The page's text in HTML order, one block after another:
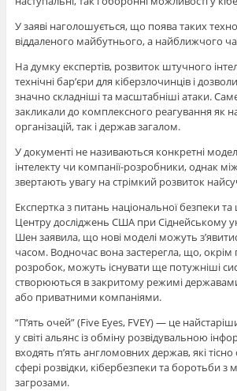
У заяві наголошується, що поява таких
віддаленого майбутнього, а найближчого
На думку експертів, розвиток штучного
технічні бар’єри для кіберзлочинців і
значно складніші та масштабніші атаки.
закликали до комплексного реагування як
організацій, так і держав загалом.
У документі не називаються конкретні
інтелекту чи компанії-розробники, однак
звертають увагу на стрімкий розвиток
Експертка з питань національної безпеки
Центру досліджень США при Сіднейському
Шен заявила, що нові моделі можуть
часом. Водночас вона застерегла, що, окрім
розробок, можуть існувати ще потужніші
створюються в закритому режимі
або приватними компаніями.
“П’ять очей” (Five Eyes, FVEY) — це
у світі альянс із обміну розвідувальною
входять п’ять англомовних держав, які
сфері розвідки, кібербезпеки та боротьби
загрозами.